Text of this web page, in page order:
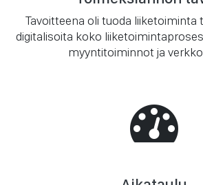
Tavoitteena oli tuoda liiketoiminta
digitalisoita koko
myyntitoiminnot ja